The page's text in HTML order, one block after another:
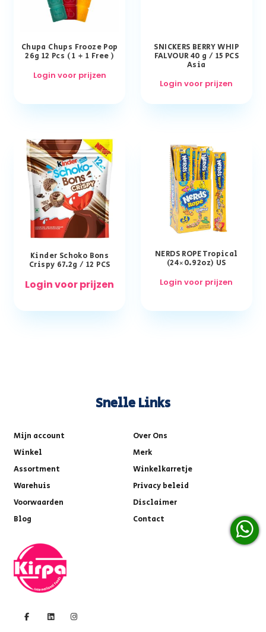
Chupa Chups Frooze Pop
26g 12 Pcs ( 1 + 1 Free )
Login voor prijzen
SNICKERS BERRY WHIP
FALVOUR 40 g / 15 PCS
Asia
Login voor prijzen
Kinder Schoko Bons
Crispy 67.2g / 12 PCS
Login voor prijzen
NERDS ROPE Tropical
(24×0.92oz) US
Login voor prijzen
Snelle Links
Mijn account
Over Ons
Winkel
Merk
Assortment
Winkelkarretje
Warehuis
Privacy beleid
Voorwaarden
Disclaimer
Blog
Contact